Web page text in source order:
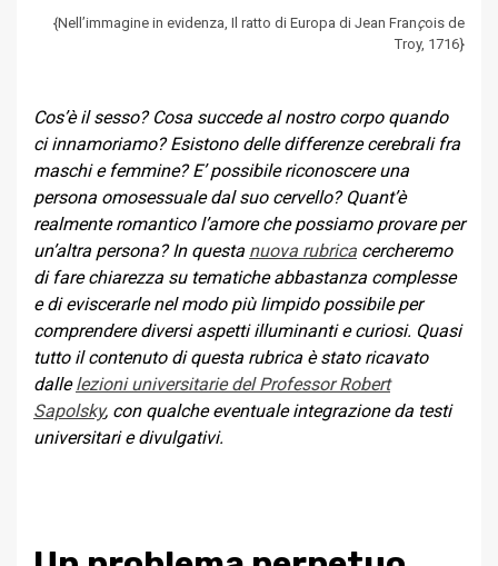
{Nell’immagine in evidenza, Il ratto di Europa di Jean François de
Troy, 1716}
Cos’è il sesso? Cosa succede al nostro corpo quando
ci innamoriamo? Esistono delle differenze cerebrali fra
maschi e femmine? E’ possibile riconoscere una
persona omosessuale dal suo cervello? Quant’è
realmente romantico l’amore che possiamo provare per
un’altra persona? In questa nuova rubrica cercheremo
di fare chiarezza su tematiche abbastanza complesse
e di eviscerarle nel modo più limpido possibile per
comprendere diversi aspetti illuminanti e curiosi. Quasi
tutto il contenuto di questa rubrica è stato ricavato
dallelezioni universitarie del Professor Robert
Sapolsky, con qualche eventuale integrazione da testi
universitari e divulgativi.